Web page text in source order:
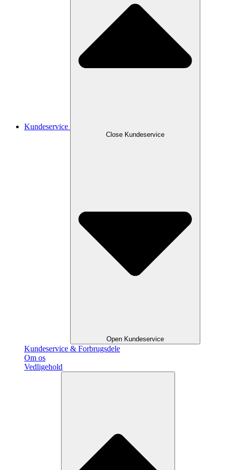
Kundeservice
Close Kundeservice
Open Kundeservice
Kundeservice & Forbrugsdele
Om os
Vedligehold